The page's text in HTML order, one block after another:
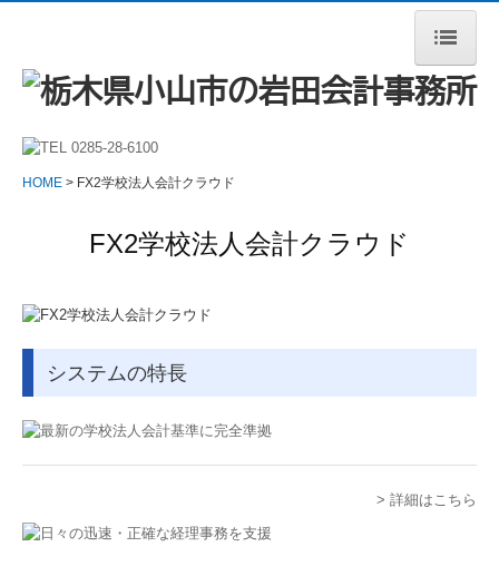
HOME
事務所案内
当事務所の特長
サービス案内
料金について
よくある質問
スタッフインタビュー
HOME FX2学校法人会計クラウド
FX2学校法人会計クラウド
システムの特長
> 詳細はこちら